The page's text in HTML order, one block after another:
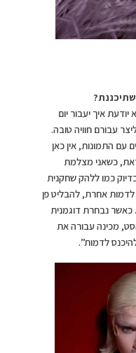
איך יעבור יום
עבורם חוויה טובה.
עם התמונות, אין כאן
כשאני מצלמת
כמו ללהק שחקנית
לדמות אחרת, להבליט פן
כאשר נבחרת דוגמנית
מכינה עבורה את
לדמות”.